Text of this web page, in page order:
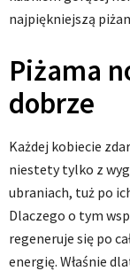
najpiękniejszą
Piżama
dobrze
Każdej kobiecie
niestety tylko z
ubraniach, tuż po
Dlaczego o tym
regeneruje się po
energię. Właśnie